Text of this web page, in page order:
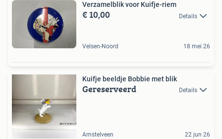
Verzamelblik voor Kuifje-riem
€ 10,00 Details
Velsen-Noord 18 mei 26
Kuifje beeldje Bobbie met blik
Gereserveerd Details
Amstelveen 22 jun 26